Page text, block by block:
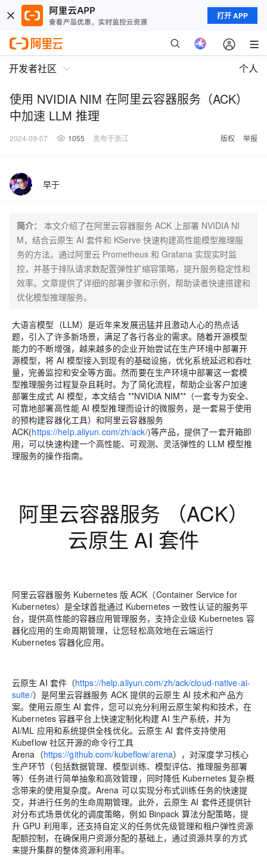
打开 APP
开发者社区 个人
使用 NVIDIA NIM 在阿里云容器服务（ACK）
中加速 LLM 推理
2024-09-07 1055 发布于浙江 版权 举报
早于
简介：
本文介绍了在阿里云容器服务 ACK 上部署 NVIDIA NI
M，结合云原生 AI 套件和 KServe 快速构建高性能模型推理服
务的方法。通过阿里云 Prometheus 和 Grafana 实现实时监
控，并基于排队请求数配置弹性扩缩容策略，提升服务稳定性和
效率。文章提供了详细的部署步骤和示例，帮助读者快速搭建和
优化模型推理服务。
大语言模型（LLM）是近年来发展迅猛并且激动人心的热点话
题，引入了许多新场景，满足了各行各业的需求。随着开源模型
能力的不断增强，越来越多的企业开始尝试在生产环境中部署开
源模型，将 AI 模型接入到现有的基础设施，优化系统延迟和吞吐
量，完善监控和安全等方面。然而要在生产环境中部署这一套模
型推理服务过程复杂且耗时。为了简化流程，帮助企业客户加速
部署生成式 AI 模型，本文结合 **NVIDIA NIM**（一套专为安全、
可靠地部署高性能 AI 模型推理而设计的微服务，是一套易于使用
的预构建容器化工具）和阿里云容器服务
ACK(https://help.aliyun.com/zh/ack/)等产品，提供了一套开箱即
用，可以快速构建一个高性能、可观测、灵活弹性的 LLM 模型推
理服务的操作指南。
阿里云容器服务 （ACK）
云原生 AI 套件
阿里云容器服务 Kubernetes 版 ACK（Container Service for
Kubernetes）是全球首批通过 Kubernetes 一致性认证的服务平
台，提供高性能的容器应用管理服务，支持企业级 Kubernetes 容
器化应用的生命周期管理，让您轻松高效地在云端运行
Kubernetes 容器化应用。
云原生 AI 套件（https://help.aliyun.com/zh/ack/cloud-native-ai-
suite/）是阿里云容器服务 ACK 提供的云原生 AI 技术和产品方
案。使用云原生 AI 套件，您可以充分利用云原生架构和技术，在
Kubernetes 容器平台上快速定制化构建 AI 生产系统，并为
AI/ML 应用和系统提供全栈优化。云原生 AI 套件支持使用
Kubeflow 社区开源的命令行工具
Arena（https://github.com/kubeflow/arena），对深度学习核心
生产环节（包括数据管理、模型训练、模型评估、推理服务部署
等）任务进行简单抽象和高效管理，同时降低 Kubernetes 复杂概
念带来的使用复杂度。Arena 可以实现分布式训练任务的快速提
交，并进行任务的生命周期管理。此外，云原生 AI 套件还提供针
对分布式场景优化的调度策略，例如 Binpack 算法分配策略，提
升 GPU 利用率，还支持自定义的任务优先级管理和租户弹性资源
配额控制，在确保用户资源分配的基础上，通过资源共享的方式
来提升集群的整体资源利用率。